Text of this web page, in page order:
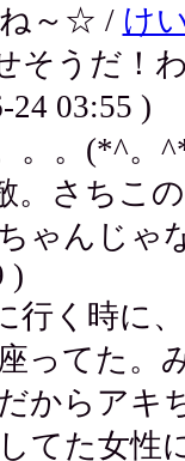
ね～☆ / け
そうだ！
24 03:55 )
。。(*^。
。さちこ
ゃんじゃ
)
行く時に
ってた。
からアキ
てた女性